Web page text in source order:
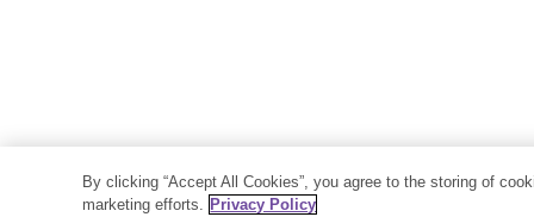
By clicking “Accept All Cookies”, you agree to the storing of
marketing efforts. Privacy Policy